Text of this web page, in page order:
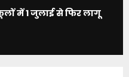
में 1 जुलाई से फिर लागू